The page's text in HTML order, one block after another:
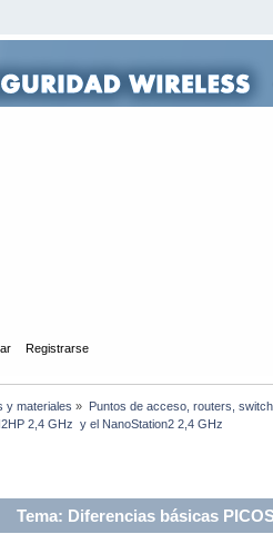
Registrarse
y materiales » Puntos de acceso, routers,
2,4 GHz  y el NanoStation2 2,4 GHz
Tema: Diferencias básicas